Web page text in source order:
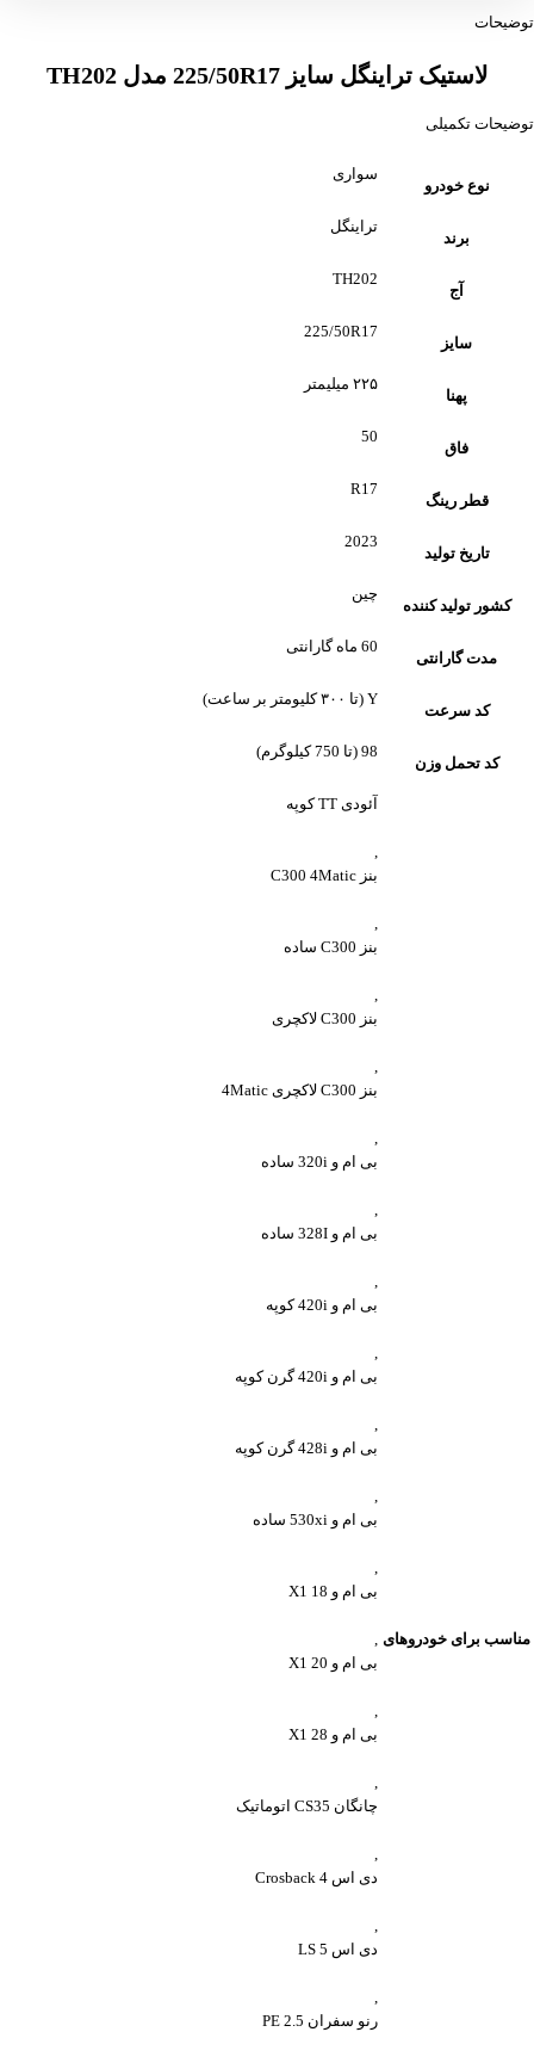
توضیحات
لاستیک تراینگل سایز 225/50R17 مدل TH202
توضیحات تکمیلی
نوع خودرو
سواری
برند
تراینگل
آج
TH202
سایز
225/50R17
پهنا
۲۲۵ میلیمتر
فاق
50
قطر رینگ
R17
تاریخ تولید
2023
کشور تولید کننده
چین
مدت گارانتی
60 ماه گارانتی
کد سرعت
Y (تا ۳۰۰ کلیومتر بر ساعت)
کد تحمل وزن
98 (تا 750 کیلوگرم)
مناسب برای خودروهای
آئودی TT کوپه
,
بنز C300 4Matic
,
بنز C300 ساده
,
بنز C300 لاکچری
,
بنز C300 لاکچری 4Matic
,
بی ام و 320i ساده
,
بی ام و 328I ساده
,
بی ام و 420i کوپه
,
بی ام و 420i گرن کوپه
,
بی ام و 428i گرن کوپه
,
بی ام و 530xi ساده
,
بی ام و X1 18
,
بی ام و X1 20
,
بی ام و X1 28
,
چانگان CS35 اتوماتیک
,
دی اس 4 Crosback
,
دی اس 5 LS
,
رنو سفران 2.5 PE